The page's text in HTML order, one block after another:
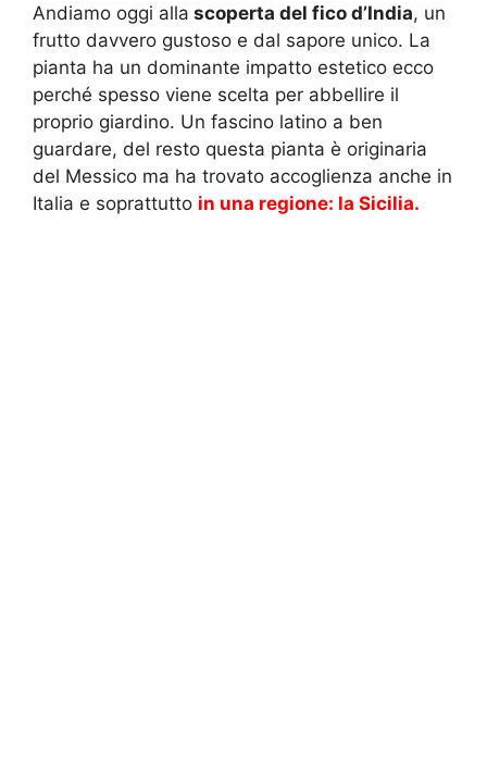
Andiamo oggi alla scoperta del fico d’India, un
frutto davvero gustoso e dal sapore unico. La
pianta ha un dominante impatto estetico ecco
perché spesso viene scelta per abbellire il
proprio giardino. Un fascino latino a ben
guardare, del resto questa pianta è originaria
del Messico ma ha trovato accoglienza anche in
Italia e soprattutto in una regione: la Sicilia.